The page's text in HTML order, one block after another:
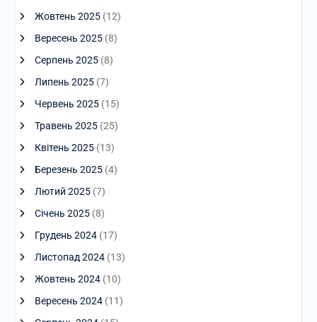
Жовтень 2025(12)
Вересень 2025(8)
Серпень 2025(8)
Липень 2025(7)
Червень 2025(15)
Травень 2025(25)
Квітень 2025(13)
Березень 2025(4)
Лютий 2025(7)
Січень 2025(8)
Грудень 2024(17)
Листопад 2024(13)
Жовтень 2024(10)
Вересень 2024(11)